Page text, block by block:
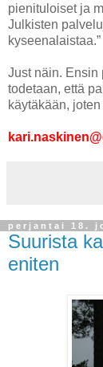
pienituloiset ja
Julkisten
kyseenalaistaa.”
Just näin. Ensin
todetaan, että
käytäkään,
perjantai 18.
Suurista
eniten